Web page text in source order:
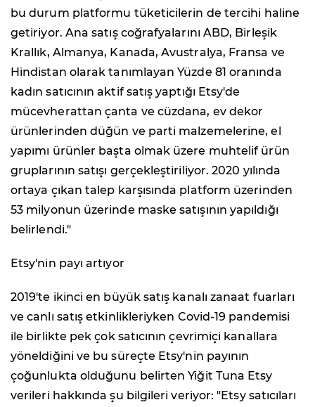
bu durum platformu tüketicilerin de tercihi haline
getiriyor. Ana satış coğrafyalarını ABD, Birleşik
Krallık, Almanya, Kanada, Avustralya, Fransa ve
Hindistan olarak tanımlayan Yüzde 81 oranında
kadın satıcının aktif satış yaptığı Etsy'de
mücevherattan çanta ve cüzdana, ev dekor
ürünlerinden düğün ve parti malzemelerine, el
yapımı ürünler başta olmak üzere muhtelif ürün
gruplarının satışı gerçekleştiriliyor. 2020 yılında
ortaya çıkan talep karşısında platform üzerinden
53 milyonun üzerinde maske satışının yapıldığı
belirlendi."
Etsy'nin payı artıyor
2019'te ikinci en büyük satış kanalı zanaat fuarları
ve canlı satış etkinlikleriyken Covid-19 pandemisi
ile birlikte pek çok satıcının çevrimiçi kanallara
yöneldiğini ve bu süreçte Etsy'nin payının
çoğunlukta olduğunu belirten Yiğit Tuna Etsy
verileri hakkında şu bilgileri veriyor: "Etsy satıcıları